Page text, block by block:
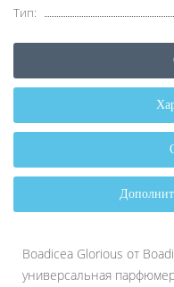
Тип:
Boadicea Glorious от
универсальная